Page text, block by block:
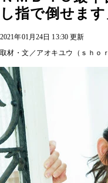
し指で倒せます
2021年01月24日 13:30 更新
取材・文／アオキユウ（ｓｈ